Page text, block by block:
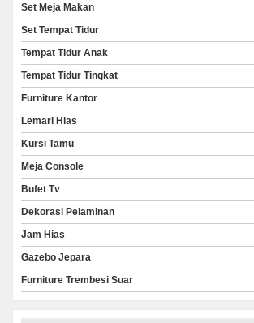
Set Meja Makan
Set Tempat Tidur
Tempat Tidur Anak
Tempat Tidur Tingkat
Furniture Kantor
Lemari Hias
Kursi Tamu
Meja Console
Bufet Tv
Dekorasi Pelaminan
Jam Hias
Gazebo Jepara
Furniture Trembesi Suar